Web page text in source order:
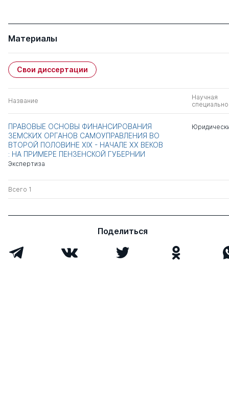
Материалы
Свои диссертации
Название
Научная
ПРАВОВЫЕ ОСНОВЫ ФИНАНСИРОВАНИЯ
ЗЕМСКИХ ОРГАНОВ САМОУПРАВЛЕНИЯ ВО
ВТОРОЙ ПОЛОВИНЕ XIX - НАЧАЛЕ XX ВЕКОВ
: НА ПРИМЕРЕ ПЕНЗЕНСКОЙ ГУБЕРНИИ
Экспертиза
Всего 1
Поделиться